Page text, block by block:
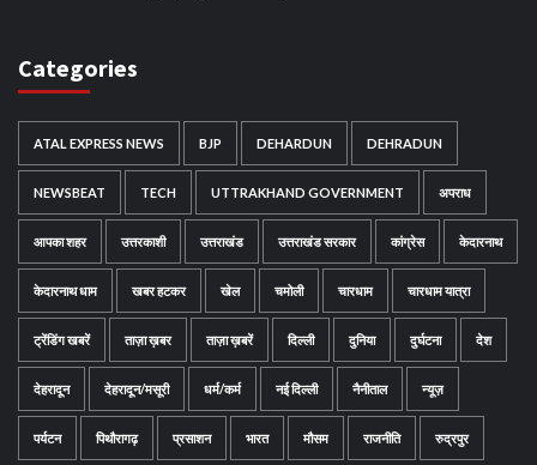
Categories
ATAL EXPRESS NEWS BJP DEHARDUN DEHRADUN
NEWSBEAT TECH UTTRAKHAND GOVERNMENT अपराध
आपका शहर उत्तरकाशी उत्तराखंड उत्तराखंड सरकार कांग्रेस केदारनाथ
केदारनाथ धाम खबर हटकर खेल चमोली चारधाम चारधाम यात्रा
ट्रेंडिंग खबरें ताज़ा ख़बर ताज़ा ख़बरें दिल्ली दुनिया दुर्घटना देश
देहरादून देहरादून/मसूरी धर्म/कर्म नई दिल्ली नैनीताल न्यूज़
पर्यटन पिथौरागढ़ प्रसाशन भारत मौसम राजनीति रुद्रपुर